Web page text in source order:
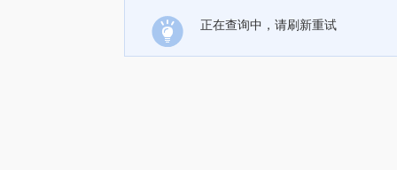
正在查询中，请刷新重试